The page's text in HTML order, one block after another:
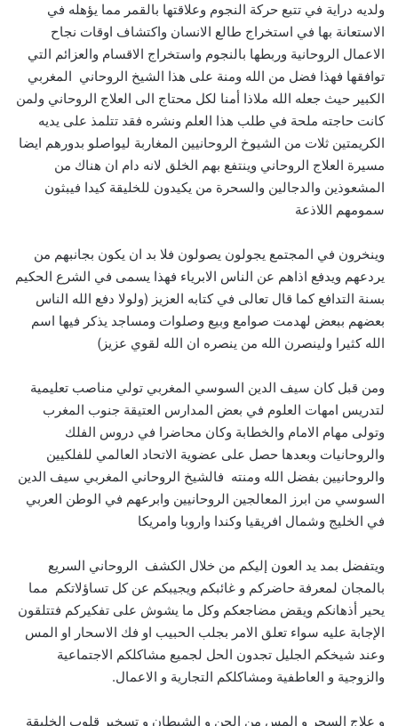
ولديه دراية في تتبع حركة النجوم وعلاقتها بالقمر مما يؤهله في
الاستعانة بها في استخراج طالع الانسان واكتشاف اوقات نجاح
الاعمال الروحانية وربطها بالنجوم واستخراج الاقسام والعزائم التي
توافقها فهذا فضل من الله ومنة على هذا الشيخ الروحاني المغربي
الكبير حيث جعله الله ملاذا أمنا لكل محتاج الى العلاج الروحاني ولمن
كانت حاجته ملحة في طلب هذا العلم ونشره فقد تتلمذ على يديه
الكريمتين ثلات من الشيوخ الروحانيين المغاربة ليواصلو بدورهم ايضا
مسيرة العلاج الروحاني وينتفع بهم الخلق لانه دام ان هناك من
المشعوذين والدجالين والسحرة من يكيدون للخليقة كيدا فيبثون
سمومهم اللاذعة
وينخرون في المجتمع يجولون يصولون فلا بد ان يكون بجانبهم من
يردعهم ويدفع اذاهم عن الناس الابرياء فهذا يسمى في الشرع الحكيم
بسنة التدافع كما قال تعالى في كتابه العزيز (ولولا دفع الله الناس
بعضهم ببعض لهدمت صوامع وبيع وصلوات ومساجد يذكر فيها اسم
الله كثيرا ولينصرن الله من ينصره ان الله لقوي عزيز)
ومن قبل كان سيف الدين السوسي المغربي تولي مناصب تعليمية
لتدريس امهات العلوم في بعض المدارس العتيقة جنوب المغرب
وتولى مهام الامام والخطابة وكان محاضرا في دروس الفلك
والروحانيات وبعدها حصل على عضوية الاتحاد العالمي للفلكيين
والروحانيين بفضل الله ومنته فالشيخ الروحاني المغربي سيف الدين
السوسي من ابرز المعالجين الروحانيين وابرعهم في الوطن العربي
في الخليج وشمال افريقيا وكندا واروبا وامريكا
ويتفضل بمد يد العون إليكم من خلال الكشف الروحاني السريع
بالمجان لمعرفة حاضركم و غائبكم ويجيبكم عن كل تساؤلاتكم مما
يحير أذهانكم ويقض مضاجعكم وكل ما يشوش على تفكيركم فتتلقون
الإجابة عليه سواء تعلق الامر بجلب الحبيب او فك الاسحار او المس
وعند شيخكم الجليل تجدون الحل لجميع مشاكلكم الاجتماعية
والزوجية و العاطفية ومشاكلكم التجارية و الاعمال.
و علاج السحر و المس من الجن و الشيطان و تسخير قلوب الخليقة